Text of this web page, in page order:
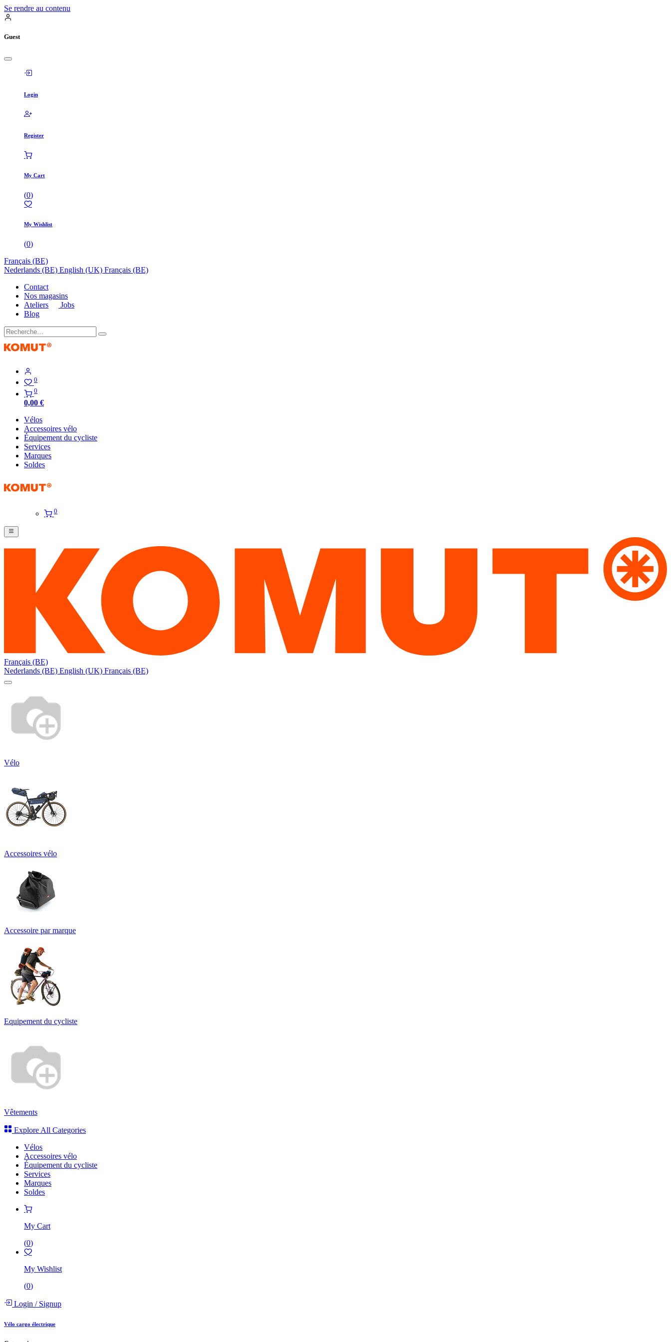
Se rendre au contenu
Guest
Login
Register
My Cart
(0)
My Wishlist
(0)
Français (BE)
Nederlands (BE) English (UK) Français (BE)
Contact
Nos magasins
Ateliers
Jobs
Blog
0
0
0,00 €
Vélos
Accessoires vélo
Équipement du cycliste
Services
Marques
Soldes
0
Français (BE)
Nederlands (BE) English (UK) Français (BE)
Vélo
Accessoires vélo
Accessoire par marque
Equipement du cycliste
Vêtements
Explore All Categories
Vélos
Accessoires vélo
Équipement du cycliste
Services
Marques
Soldes
My Cart
(0)
My Wishlist
(0)
Login /Signup
Vélo cargo électrique